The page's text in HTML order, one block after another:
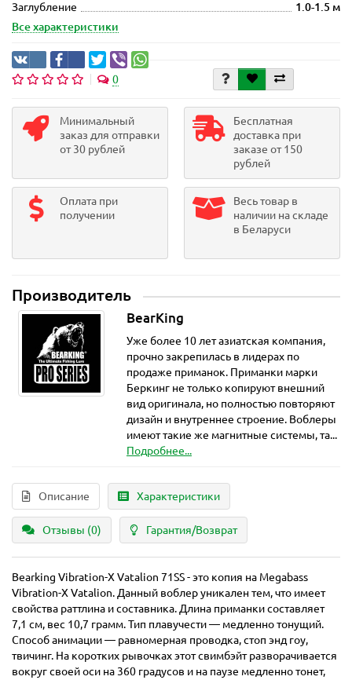
Заглубление
1.0-1.5 м
Все характеристики
0
Минимальный
заказ для отправки
от 30 рублей
Бесплатная
доставка при
заказе от 150
рублей
Оплата при
получении
Весь товар в
наличии на складе
в Беларуси
Производитель
BearKing
Уже более 10 лет азиатская компания,
прочно закрепилась в лидерах по
продаже приманок. Приманки марки
Беркинг не только копируют внешний
вид оригинала, но полностью повторяют
дизайн и внутреннее строение. Воблеры
имеют такие же магнитные системы, та...
Подробнее...
Описание Характеристики
Отзывы (0) Гарантия/Возврат
Bearking Vibration-X Vatalion 71SS - это копия на Megabass
Vibration-X Vatalion. Данный воблер уникален тем, что имеет
свойства раттлина и составника. Длина приманки составляет
7,1 см, вес 10,7 грамм. Тип плавучести — медленно тонущий.
Способ анимации — равномерная проводка, стоп энд гоу,
твичинг. На коротких рывочках этот свимбэйт разворачивается
вокруг своей оси на 360 градусов и на паузе медленно тонет,